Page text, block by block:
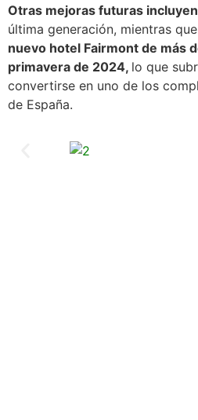
Otras mejoras futuras
última generación, mientras que
nuevo hotel Fairmont de más
primavera de 2024, lo que
convertirse en uno de los
de España.